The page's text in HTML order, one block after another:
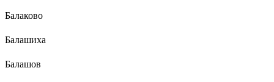
Балаково
Балашиха
Балашов